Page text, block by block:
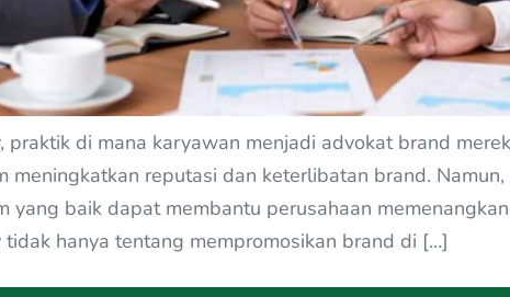
praktik di mana karyawan menjadi advokat brand
meningkatkan reputasi dan keterlibatan brand.
yang baik dapat membantu perusahaan
tidak hanya tentang mempromosikan brand di […]